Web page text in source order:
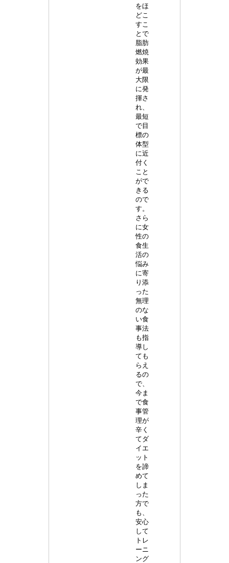
をほ
どこ
すこ
とで
脂肪
燃焼
効果
が最
大限
に発
揮さ
れ、
最短
で目
標の
体型
に近
付く
こと
がで
きる
ので
す。
さら
に女
性の
食生
活の
悩み
に寄
り添
った
無理
のな
い食
事法
も指
導し
ても
らえ
るの
で、
今ま
で食
事管
理が
辛く
てダ
イエ
ット
を諦
めて
しま
った
方で
も、
安心
して
トレ
ーニ
ング